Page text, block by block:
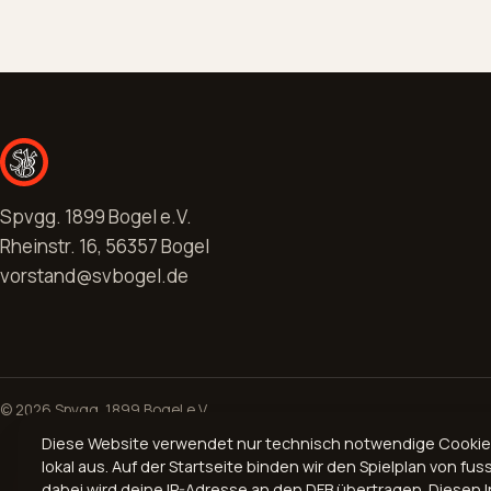
Spvgg. 1899 Bogel e.V.
Rheinstr. 16, 56357 Bogel
vorstand@svbogel.de
© 2026 Spvgg. 1899 Bogel e.V.
Diese Website verwendet nur technisch notwendige
lokal aus. Auf der Startseite binden wir den Spielplan von